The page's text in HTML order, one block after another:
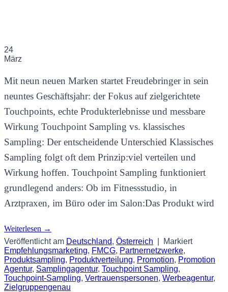
24
März
Mit neun neuen Marken startet Freudebringer in sein
neuntes Geschäftsjahr: der Fokus auf zielgerichtete
Touchpoints, echte Produkterlebnisse und messbare
Wirkung Touchpoint Sampling vs. klassisches
Sampling: Der entscheidende Unterschied Klassisches
Sampling folgt oft dem Prinzip:viel verteilen und
Wirkung hoffen. Touchpoint Sampling funktioniert
grundlegend anders: Ob im Fitnessstudio, in
Arztpraxen, im Büro oder im Salon:Das Produkt wird
Weiterlesen →
Veröffentlicht am Deutschland, Österreich
Markiert
Empfehlungsmarketing, FMCG, Partnernetzwerke,
Produktsampling, Produktverteilung, Promotion, Promotion
Agentur, Samplingagentur, Touchpoint Sampling,
Touchpoint-Sampling, Vertrauenspersonen, Werbeagentur,
Zielgruppengenau